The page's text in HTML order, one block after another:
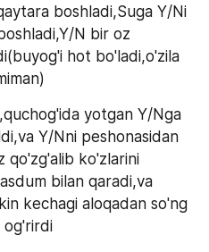
boshladi,Suga Y/Ni
N bir oz
hot bo'ladi,o'zila
yotgan Y/Nga
Y/Nni peshonasidan
qo'zg'alib ko'zlarini
bilan qaradi,va
kechagi aloqadan so'ng
og'rirdi